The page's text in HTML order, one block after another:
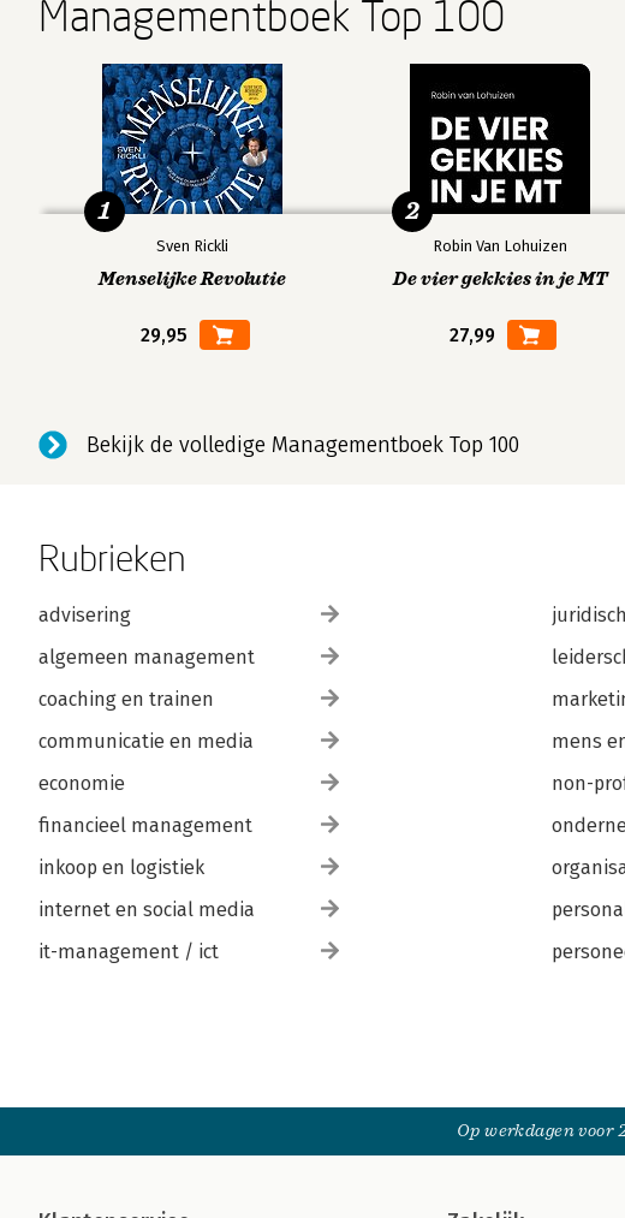
Managementboek Top 100
Sven Rickli
Menselijke Revolutie
29,95
1
Robin Van Lohuizen
De vier gekkies in je MT
27,99
2
Bekijk de volledige Managementboek Top 100
Rubrieken
advisering
algemeen management
coaching en trainen
communicatie en media
economie
financieel management
inkoop en logistiek
internet en social media
it-management / ict
juridisch
mens
non-
Op werkdagen voor